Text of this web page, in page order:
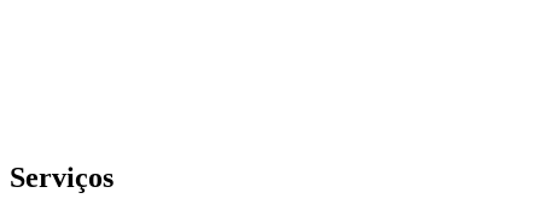
Serviços